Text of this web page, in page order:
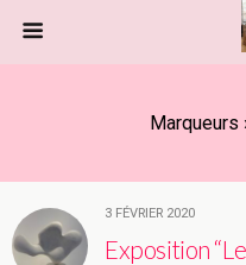
Marqueurs
3 FÉVRIER 2020
Exposition